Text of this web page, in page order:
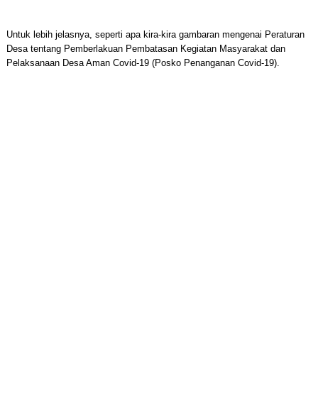
Untuk lebih jelasnya, seperti apa kira-kira gambaran mengenai Peraturan
Desa tentang Pemberlakuan Pembatasan Kegiatan Masyarakat dan
Pelaksanaan Desa Aman Covid-19 (Posko Penanganan Covid-19).